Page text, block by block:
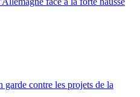
garde contre les projets de la